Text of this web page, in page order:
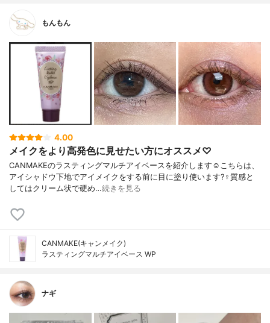
もんもん
4.00
メイクをより高発色に見せたい方にオススメ♡
CANMAKEのラスティングマルチアイベースを紹介します☺️こちらは、
アイシャドウ下地でアイメイクをする前に目に塗り使います?‍♀️質感と
してはクリーム状で硬め…続きを見る
CANMAKE(キャンメイク)
ラスティングマルチアイベース WP
ナギ